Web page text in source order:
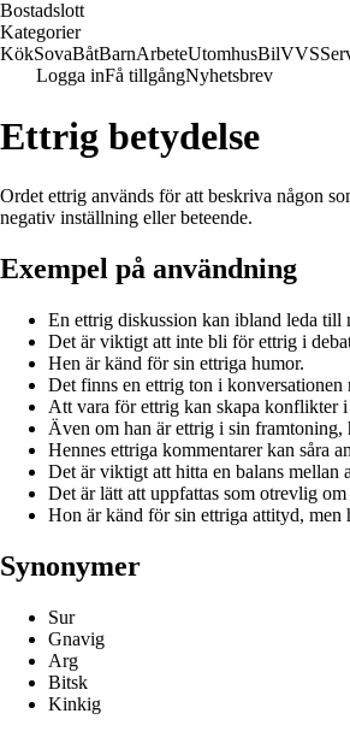
Bostadslott
Kategorier
KökSovaBåtBarnArbeteUtomhusBilVVS
Logga inFå tillgångNyhetsbrev
Ettrig betydelse
Ordet ettrig används för att beskriva någon
negativ inställning eller beteende.
Exempel på användning
En ettrig diskussion kan ibland leda till
Det är viktigt att inte bli för ettrig i
Hen är känd för sin ettriga humor.
Det finns en ettrig ton i konversationen
Att vara för ettrig kan skapa konflikter i
Även om han är ettrig i sin framtoning,
Hennes ettriga kommentarer kan såra
Det är viktigt att hitta en balans mellan
Det är lätt att uppfattas som otrevlig
Hon är känd för sin ettriga attityd, men
Synonymer
Sur
Gnavig
Arg
Bitsk
Kinkig